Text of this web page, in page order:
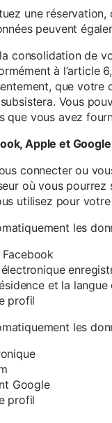
une
peuvent
consolidation de
à l’article
que votre
Vous
que vous avez
Apple et Google
connecter ou
où vous
utilisez pour
les
et la
profil
les
Google
profil